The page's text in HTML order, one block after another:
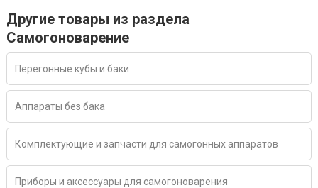
Другие товары из раздела
Самогоноварение
Перегонные кубы и баки
Аппараты без бака
Комплектующие и запчасти для самогонных аппаратов
Приборы и аксессуары для самогоноварения